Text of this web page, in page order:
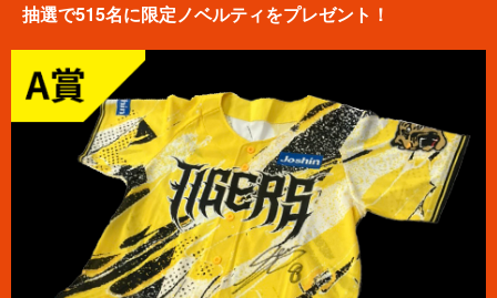
抽選で515名に限定ノベルティをプレゼント！